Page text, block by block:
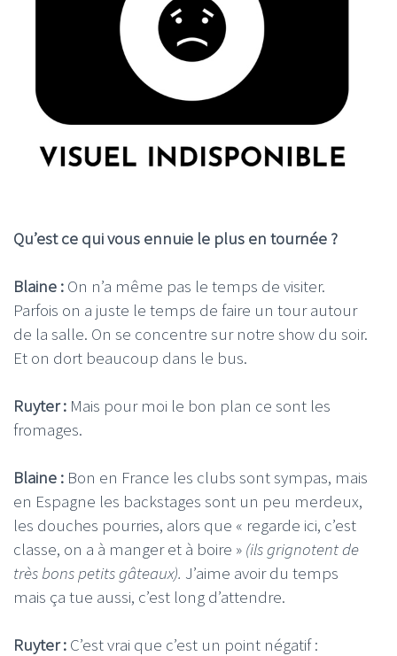
Qu’est ce qui vous ennuie le plus en tournée ?
Blaine : On n’a même pas le temps de visiter.
Parfois on a juste le temps de faire un tour autour
de la salle. On se concentre sur notre show du soir.
Et on dort beaucoup dans le bus.
Ruyter : Mais pour moi le bon plan ce sont les
fromages.
Blaine : Bon en France les clubs sont sympas, mais
en Espagne les backstages sont un peu merdeux,
les douches pourries, alors que « regarde ici, c’est
classe, on a à manger et à boire » (ils grignotent de
très bons petits gâteaux). J’aime avoir du temps
mais ça tue aussi, c’est long d’attendre.
Ruyter : C’est vrai que c’est un point négatif :